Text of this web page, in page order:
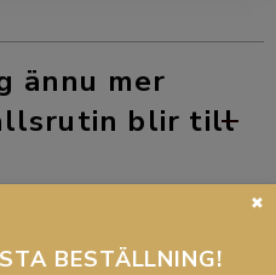
ännu mer
blir till
BESTÄLLNING!
✖